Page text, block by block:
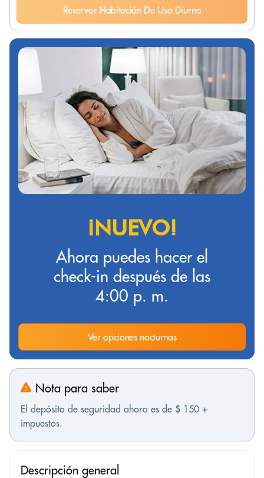
Reservar Habitación De Uso Diurno
¡NUEVO!
Ahora puedes hacer el
check-in después de las
4:00 p. m.
Ver opciones nocturnas
Nota para saber
El depósito de seguridad ahora es de $ 150 +
impuestos.
Descripción general